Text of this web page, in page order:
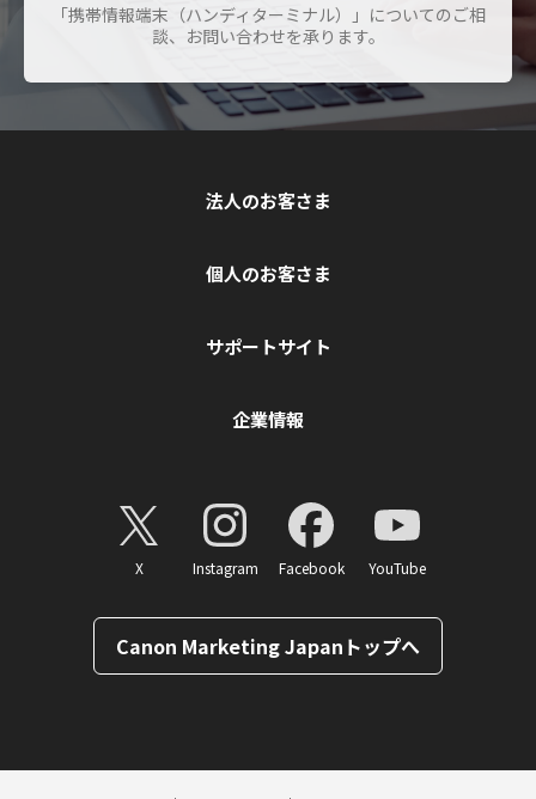
「携帯情報端末（ハンディターミナル）」についてのご相
談、お問い合わせを承ります。
法人のお客さま
個人のお客さま
サポートサイト
企業情報
X Instagram Facebook YouTube
Canon Marketing Japanトップへ